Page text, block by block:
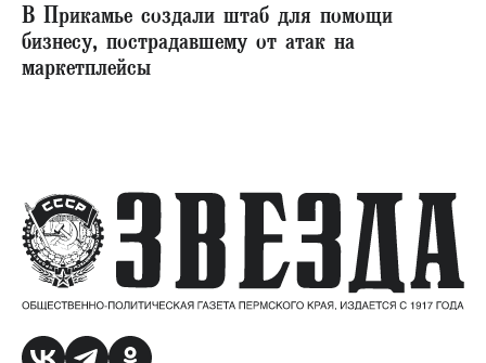
В Прикамье создали штаб для помощи
бизнесу, пострадавшему от атак на
маркетплейсы